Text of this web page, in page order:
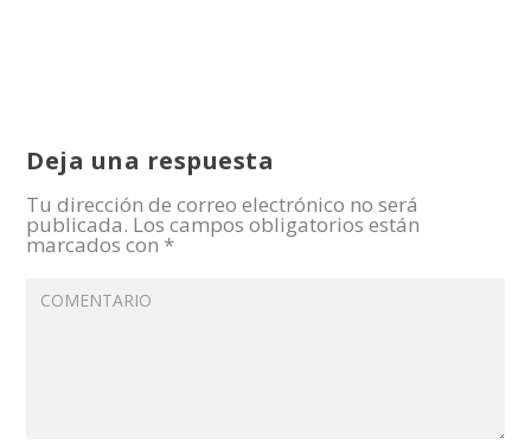
Deja una respuesta
Tu dirección de correo electrónico no será
publicada. Los campos obligatorios están
marcados con *